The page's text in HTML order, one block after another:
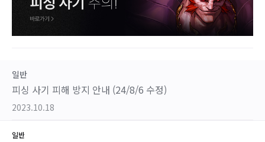
일반
피싱 사기 피해 방지 안내 (24/8/6 수정)
2023.10.18
일반